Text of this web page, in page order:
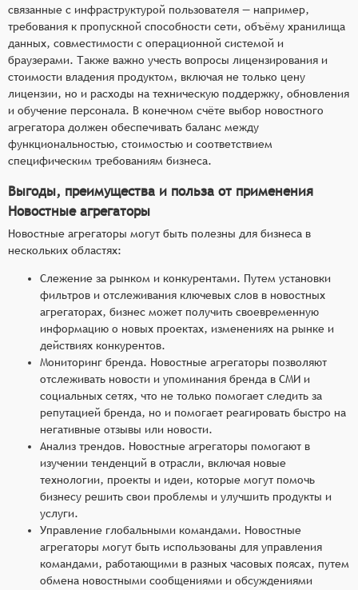
связанные с инфраструктурой пользователя — например,
требования к пропускной способности сети, объёму хранилища
данных, совместимости с операционной системой и
браузерами. Также важно учесть вопросы лицензирования и
стоимости владения продуктом, включая не только цену
лицензии, но и расходы на техническую поддержку, обновления
и обучение персонала. В конечном счёте выбор новостного
агрегатора должен обеспечивать баланс между
функциональностью, стоимостью и соответствием
специфическим требованиям бизнеса.
Выгоды, преимущества и польза от применения
Новостные агрегаторы
Новостные агрегаторы могут быть полезны для бизнеса в
нескольких областях:
Слежение за рынком и конкурентами. Путем установки
фильтров и отслеживания ключевых слов в новостных
агрегаторах, бизнес может получить своевременную
информацию о новых проектах, изменениях на рынке и
действиях конкурентов.
Мониторинг бренда. Новостные агрегаторы позволяют
отслеживать новости и упоминания бренда в СМИ и
социальных сетях, что не только помогает следить за
репутацией бренда, но и помогает реагировать быстро на
негативные отзывы или новости.
Анализ трендов. Новостные агрегаторы помогают в
изучении тенденций в отрасли, включая новые
технологии, проекты и идеи, которые могут помочь
бизнесу решить свои проблемы и улучшить продукты и
услуги.
Управление глобальными командами. Новостные
агрегаторы могут быть использованы для управления
командами, работающими в разных часовых поясах, путем
обмена новостными сообщениями и обсуждениями